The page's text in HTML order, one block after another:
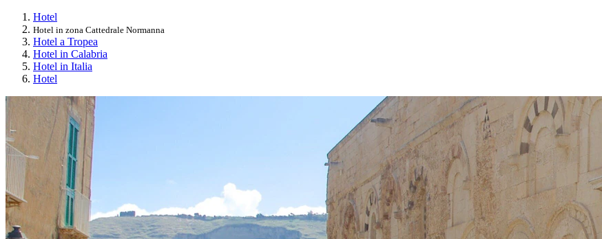
Hotel
Hotel in zona Cattedrale Normanna
Hotel a Tropea
Hotel in Calabria
Hotel in Italia
Hotel